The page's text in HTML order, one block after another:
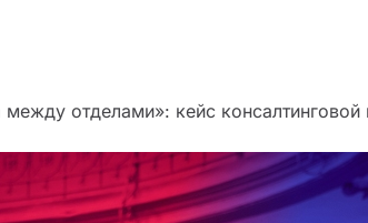
отделами»: кейс